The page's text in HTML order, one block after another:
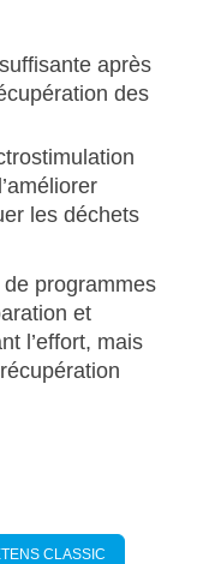
après
des
les déchets
programmes
et
l’effort, mais
CLASSIC